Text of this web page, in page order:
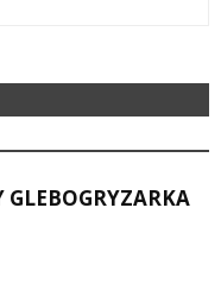
GLEBOGRYZARKA